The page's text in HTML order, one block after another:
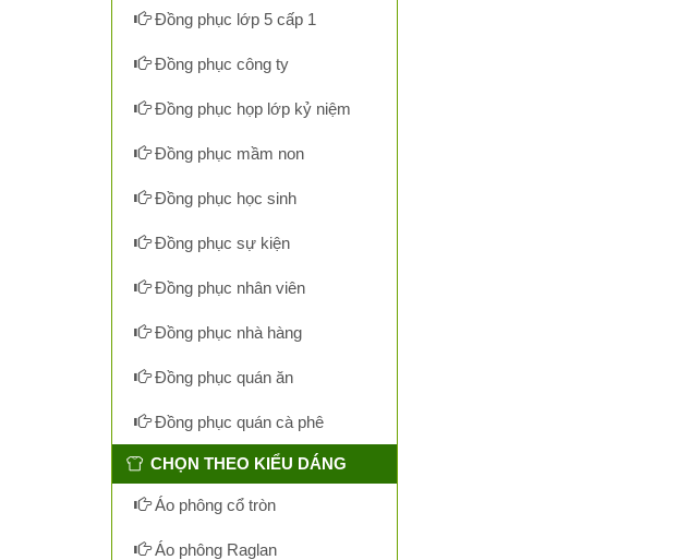
Đồng phục lớp 5 cấp 1
Đồng phục công ty
Đồng phục họp lớp kỷ niệm
Đồng phục mầm non
Đồng phục học sinh
Đồng phục sự kiện
Đồng phục nhân viên
Đồng phục nhà hàng
Đồng phục quán ăn
Đồng phục quán cà phê
CHỌN THEO KIỂU DÁNG
Áo phông cổ tròn
Áo phông Raglan